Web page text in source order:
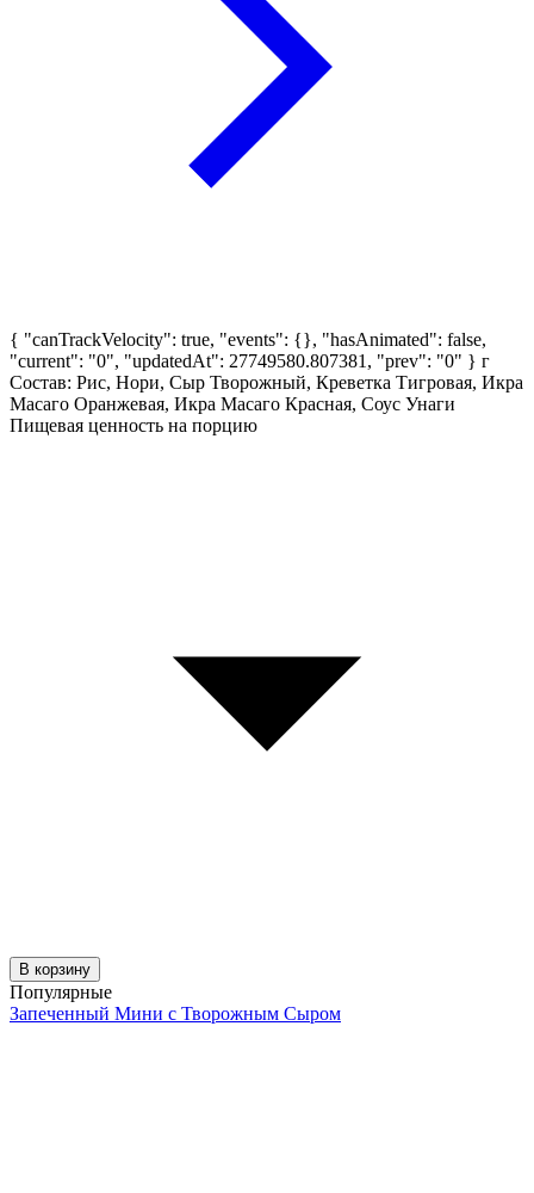
{ "canTrackVelocity": true, "events": {}, "hasAnimated": false,
"current": "0", "updatedAt": 27749580.807381, "prev": "0" } г
Состав: Рис, Нори, Сыр Творожный, Креветка Тигровая, Икра
Масаго Оранжевая, Икра Масаго Красная, Соус Унаги
Пищевая ценность на порцию
В корзину
Популярные
Запеченный Мини с Творожным Сыром